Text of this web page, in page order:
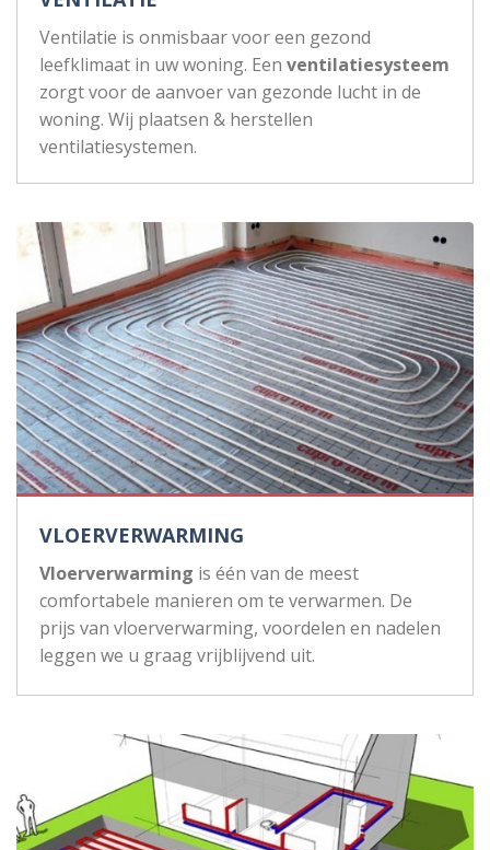
Ventilatie is onmisbaar voor een gezond
leefklimaat in uw woning. Een ventilatiesysteem
zorgt voor de aanvoer van gezonde lucht in de
woning. Wij plaatsen & herstellen
ventilatiesystemen.
VLOERVERWARMING
Vloerverwarming is één van de meest
comfortabele manieren om te verwarmen. De
prijs van vloerverwarming, voordelen en nadelen
leggen we u graag vrijblijvend uit.